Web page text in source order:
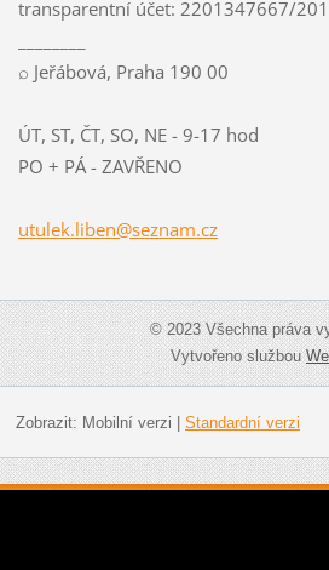
transparentní účet: 2201347667/
⌕ Jeřábová, Praha 190 00
ÚT, ST, ČT, SO, NE - 9-17 hod
PO + PÁ - ZAVŘENO
utulek.liben@seznam.cz
© 2023 Všechna práva
Vytvořeno službou
Zobrazit: Mobilní verzi Standardní verzi